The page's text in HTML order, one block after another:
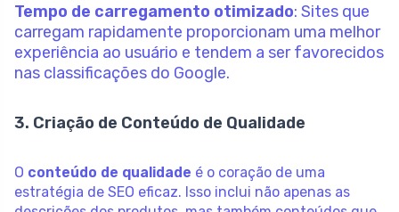
Tempo de carregamento otimizado: Sites que
carregam rapidamente proporcionam uma melhor
experiência ao usuário e tendem a ser favorecidos
nas classificações do Google.
3. Criação de Conteúdo de Qualidade
O conteúdo de qualidade é o coração de uma
estratégia de SEO eficaz. Isso inclui não apenas as